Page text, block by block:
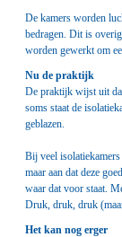
De kamers worden
bedragen. Dit is
worden gewerkt om
Nu de praktijk
De praktijk wijst uit
soms staat de
geblazen.
Bij veel
maar aan dat deze
waar dat voor staat.
Druk, druk, druk
Het kan nog erger